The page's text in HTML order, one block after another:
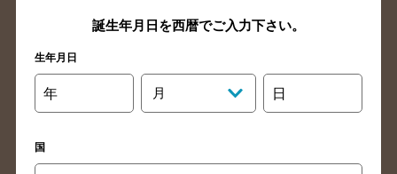
島根県のバー検索
徳島県のバー検索
高知県のバー検索
福岡県のバー検索
長崎県のバー検索
佐賀県のバー検索
誕生年月日を西暦でご入力下さい。
生年月日
年 月 日
国